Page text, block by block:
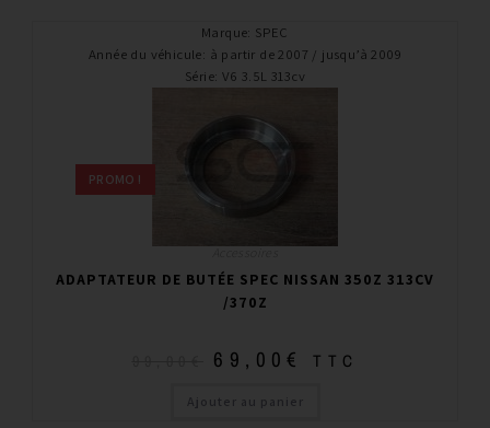
Marque: SPEC
Année du véhicule: à partir de 2007 / jusqu’à 2009
Série: V6 3.5L 313cv
PROMO !
ADAPTATEUR DE BUTÉE SPEC NISSAN 350Z 313CV
/370Z
69,00€ TTC
Ajouter au panier